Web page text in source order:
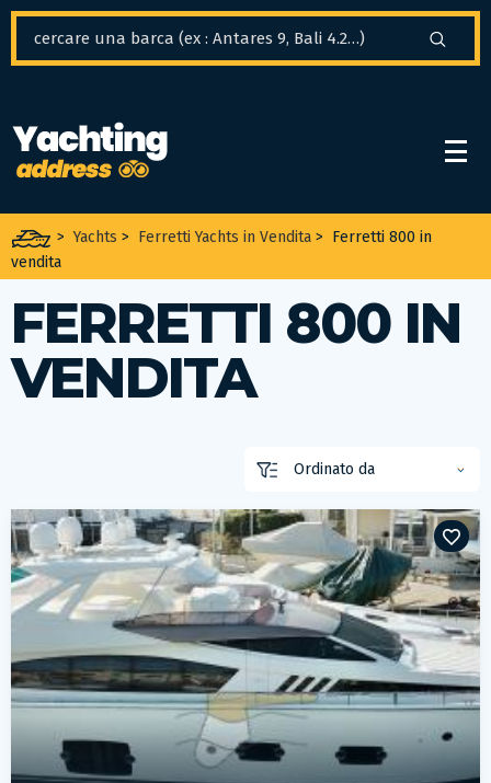
>Yachts > Ferretti Yachts in Vendita > Ferretti 800 in
vendita
FERRETTI 800 IN
VENDITA
Pannello di gestione dei cookies